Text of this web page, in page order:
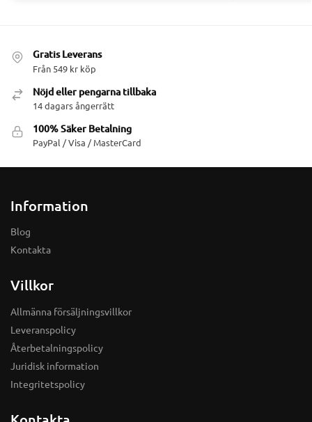
Gratis Leverans
Från 549 kr köp
Nöjd eller pengarna tillbaka
14 dagars ångerrätt
100% Säker Betalning
PayPal / Visa / MasterCard
Information
Blog
Kontakta
Villkor
Allmänna försäljningsvillkor
Leveranspolicy
Återbetalningspolicy
Juridisk information
Integritetspolicy